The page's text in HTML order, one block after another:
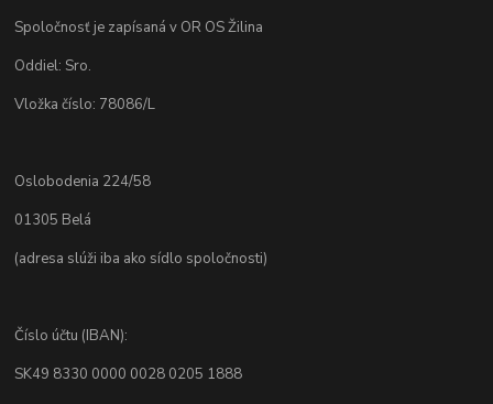
Spoločnosť je zapísaná v OR OS Žilina
Oddiel: Sro.
Vložka číslo: 78086/L
Oslobodenia 224/58
01305 Belá
(adresa slúži iba ako sídlo spoločnosti)
Číslo účtu (IBAN):
SK49 8330 0000 0028 0205 1888